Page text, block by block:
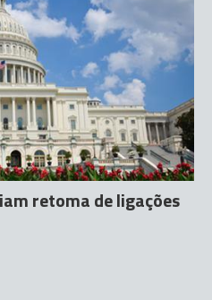
retoma de ligações